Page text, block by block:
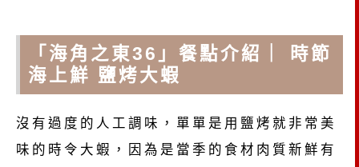
「海角之東36」餐點介紹｜ 時節
海上鮮 鹽烤大蝦
沒有過度的人工調味，單單是用鹽烤就非常美
味的時令大蝦，因為是當季的食材肉質新鮮有